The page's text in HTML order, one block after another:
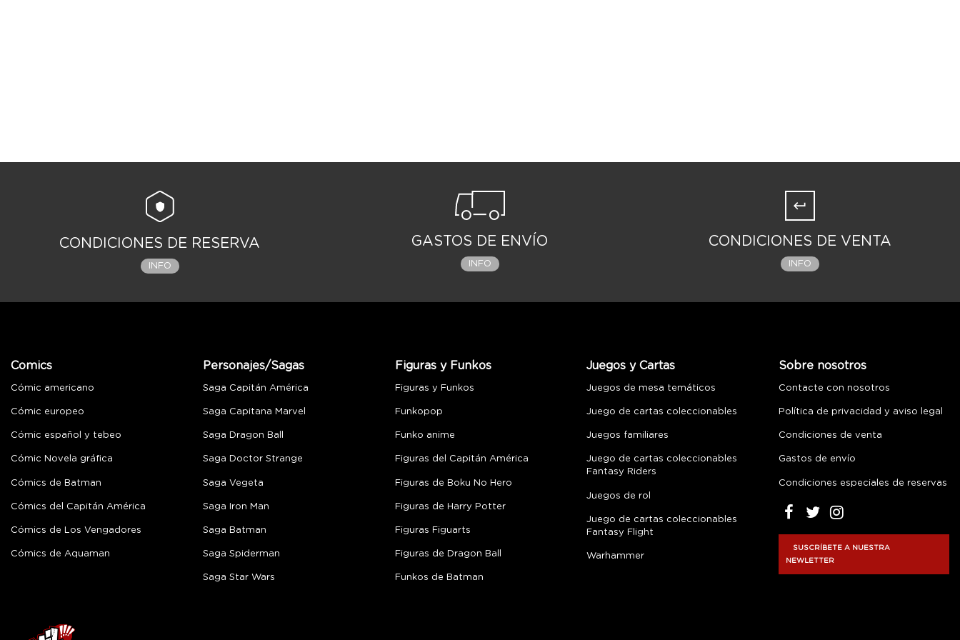
CONDICIONES DE RESERVA
INFO
GASTOS DE ENVÍO
INFO
CONDICIONES DE VENTA
INFO
Comics
Cómic americano
Cómic europeo
Cómic español y tebeo
Cómic Novela gráfica
Cómics de Batman
Cómics del Capitán América
Cómics de Los Vengadores
Cómics de Aquaman
Personajes/Sagas
Saga Capitán América
Saga Capitana Marvel
Saga Dragon Ball
Saga Doctor Strange
Saga Vegeta
Saga Iron Man
Saga Batman
Saga Spiderman
Saga Star Wars
Figuras y Funkos
Figuras y Funkos
Funkopop
Funko anime
Figuras del Capitán América
Figuras de Boku No Hero
Figuras de Harry Potter
Figuras Figuarts
Figuras de Dragon Ball
Funkos de Batman
Juegos y Cartas
Juegos de mesa temáticos
Juego de cartas coleccionables
Juegos familiares
Juego de cartas coleccionables
Fantasy Riders
Juegos de rol
Juego de cartas coleccionables
Fantasy Flight
Warhammer
Sobre nosotros
Contacte con nosotros
Política de privacidad y aviso legal
Condiciones de venta
Gastos de envío
Condiciones especiales de reservas
SUSCRÍBETE A NUESTRA
NEWLETTER